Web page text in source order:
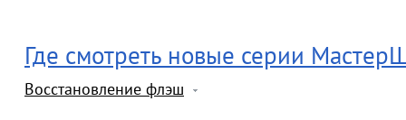
Где смотреть новые серии
Восстановление флэш